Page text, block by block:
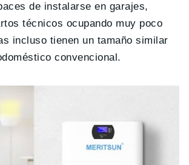
de instalarse en garajes,
técnicos ocupando muy poco
incluso tienen un tamaño similar
convencional.